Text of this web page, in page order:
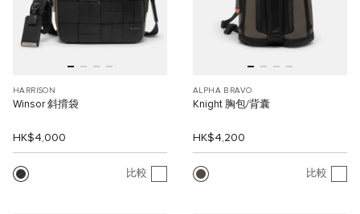
HARRISON
Winsor 斜揹袋
HK$4,000
比較
ALPHA BRAVO
Knight 胸包/背囊
HK$4,200
比較